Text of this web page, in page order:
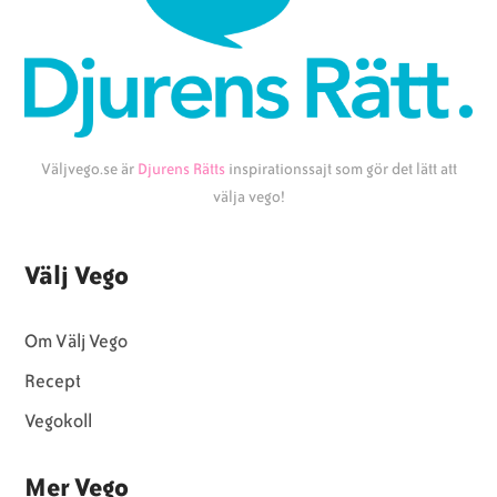
Väljvego.se är Djurens Rätts inspirationssajt som gör det lätt att
välja vego!
Välj Vego
Om Välj Vego
Recept
Vegokoll
Mer Vego